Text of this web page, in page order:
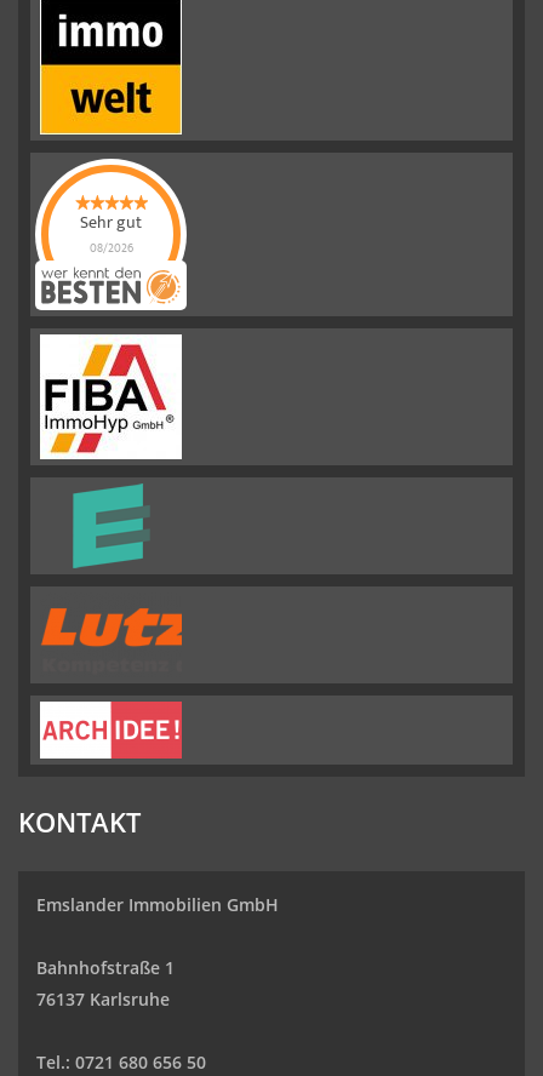
Sehr gut
08/2026
Emslander
Immobilien GMBH
Sternen |
292Emslander
Immobilien
GMBHBewertungen
auf
werkenntdenBESTEN.de
KONTAKT
Emslander Immobilien GmbH
Bahnhofstraße 1
76137 Karlsruhe
Tel.: 0721 680 656 50